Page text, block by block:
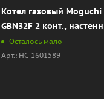
Котел газовый Moguchi
GBN32F 2 конт.,
Осталось мало
Арт.: НС-1601589